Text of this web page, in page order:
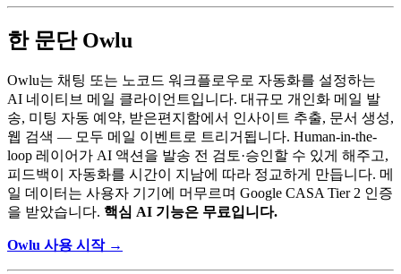
한 문단 Owlu
Owlu는 채팅 또는 노코드 워크플로우로 자동화를 설정하는
AI 네이티브 메일 클라이언트입니다. 대규모 개인화 메일 발
송, 미팅 자동 예약, 받은편지함에서 인사이트 추출, 문서 생성,
웹 검색 — 모두 메일 이벤트로 트리거됩니다. Human-in-the-
loop 레이어가 AI 액션을 발송 전 검토·승인할 수 있게 해주고,
피드백이 자동화를 시간이 지남에 따라 정교하게 만듭니다. 메
일 데이터는 사용자 기기에 머무르며 Google CASA Tier 2 인증
을 받았습니다. 핵심 AI 기능은 무료입니다.
Owlu 사용 시작 →